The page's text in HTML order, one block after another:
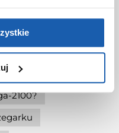
w zegarku
2100?